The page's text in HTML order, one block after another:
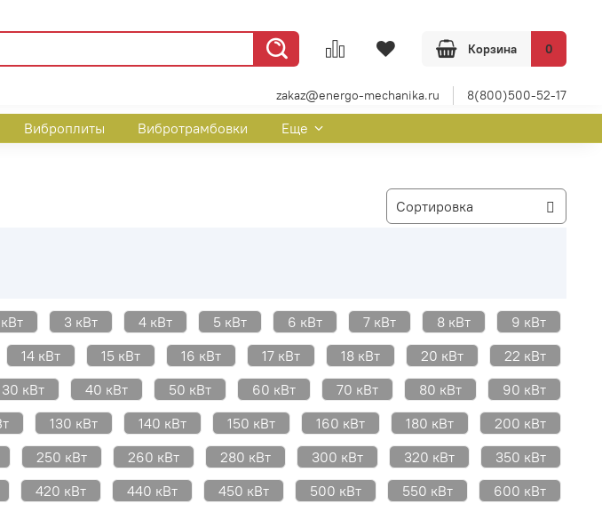
Корзина 0
zakaz@energo-mechanika.ru 8(800)500-52-17
Виброплиты Вибротрамбовки Еще
3 кВт 4 кВт 5 кВт 6 кВт 7 кВт 8 кВт
9 кВт
14 кВт 15 кВт 16 кВт 17 кВт 18 кВт 20 кВт
22 кВт
30 кВт 40 кВт 50 кВт 60 кВт 70 кВт 80 кВт
90 кВт
130 кВт 140 кВт 150 кВт 160 кВт 180 кВт
200 кВт
250 кВт 260 кВт 280 кВт 300 кВт 320 кВт
350 кВт
420 кВт 440 кВт 450 кВт 500 кВт 550 кВт 600 кВт